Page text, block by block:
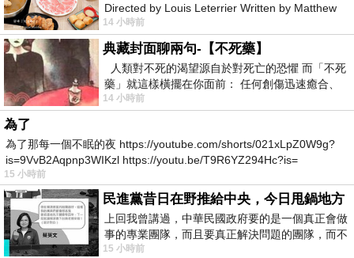
Directed by Louis Leterrier Written by Matthew
Robinson Starring Greta Lee Wa
14 小時前
典藏封面聊兩句-【不死藥】
人類對不死的渴望源自於對死亡的恐懼 而「不死
藥」就這樣橫擺在你面前： 任何創傷迅速癒合、
停止衰老、痛覺消失…堪
14 小時前
為了
為了那每一個不眠的夜 https://youtube.com/shorts/021xLpZ0W9g?
is=9VvB2Aqpnp3WIKzl https://youtu.be/T9R6YZ294Hc?is=
15 小時前
民進黨昔日在野推給中央，今日甩鍋地方
上回我曾講過，中華民國政府要的是一個真正會做
事的專業團隊，而且要真正解決問題的團隊，而不
是只會到處甩鍋的雙標團隊，最近民進黨
15 小時前